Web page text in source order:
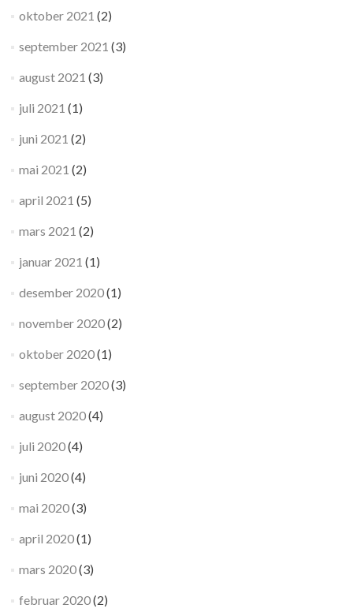
oktober 2021 (2)
september 2021 (3)
august 2021 (3)
juli 2021 (1)
juni 2021 (2)
mai 2021 (2)
april 2021 (5)
mars 2021 (2)
januar 2021 (1)
desember 2020(1)
november 2020(2)
oktober 2020(1)
september 2020(3)
august 2020(4)
juli 2020(4)
juni 2020(4)
mai 2020(3)
april 2020(1)
mars 2020(3)
februar 2020(2)